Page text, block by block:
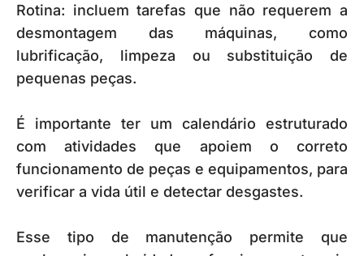
Rotina: incluem tarefas que não requerem a
desmontagem das máquinas, como
lubrificação, limpeza ou substituição de
pequenas peças.
É importante ter um calendário estruturado
com atividades que apoiem o correto
funcionamento de peças e equipamentos, para
verificar a vida útil e detectar desgastes.
Esse tipo de manutenção permite que